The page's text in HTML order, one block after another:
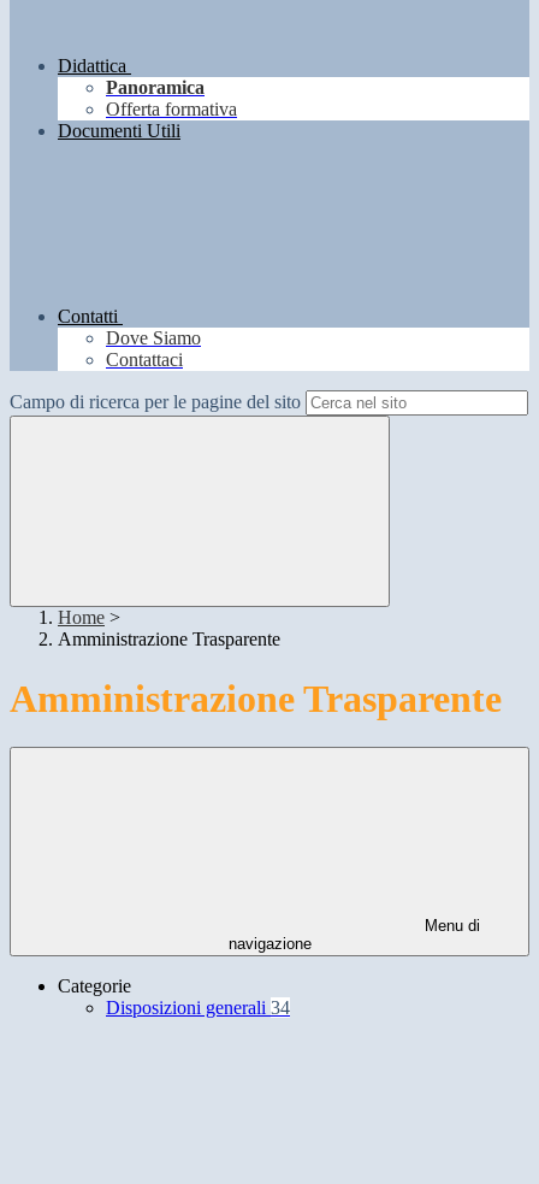
Didattica
Panoramica
Offerta formativa
Documenti Utili
Contatti
Dove Siamo
Contattaci
Campo di ricerca per le pagine del sito
Home >
Amministrazione Trasparente
Amministrazione Trasparente
Menu di
navigazione
Categorie
Disposizioni generali 34